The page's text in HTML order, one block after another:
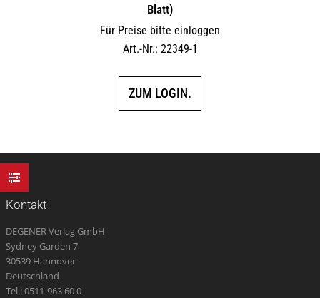
Blatt)
Für Preise bitte einloggen
Art.-Nr.: 22349-1
ZUM LOGIN.
Kontakt
DEGENER Verlag GmbH
Sydney Garden 7
30539 Hannover
Deutschland
Tel.: 0511-963 60 0